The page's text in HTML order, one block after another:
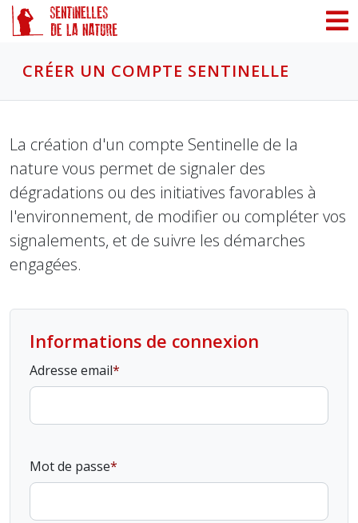
CRÉER UN COMPTE SENTINELLE
La création d'un compte Sentinelle de la
nature vous permet de signaler des
dégradations ou des initiatives favorables à
l'environnement, de modifier ou compléter vos
signalements, et de suivre les démarches
engagées.
Informations de connexion
Adresse email
Mot de passe
Panneau de gestion des cookies